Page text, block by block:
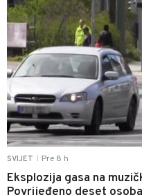
SVIJET Pre 8 h
Eksplozija gasa na